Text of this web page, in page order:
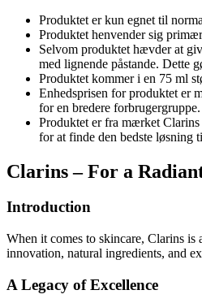
Produktet er kun egnet til
Produktet henvender sig
Selvom produktet hævder at
med lignende påstande. Dette
Produktet kommer i en 75 ml
Enhedsprisen for produktet er
for en bredere forbrugergruppe.
Produktet er fra mærket
for at finde den bedste løsning
Clarins – For a
Introduction
When it comes to skincare, Clarins is
innovation, natural ingredients, and
A Legacy of Excellence